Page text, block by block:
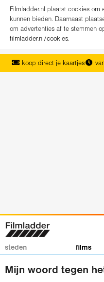
Filmladder.nl plaatst cookies om
kunnen bieden. Daarnaast
om advertenties af te stemmen
filmladder.nl/cookies.
koop direct je kaartjes
het complete
steden films
Mijn woord tegen